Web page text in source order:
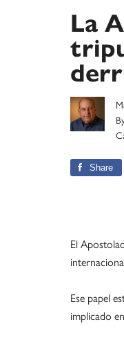
La
Share
El
Ese papel
implicado